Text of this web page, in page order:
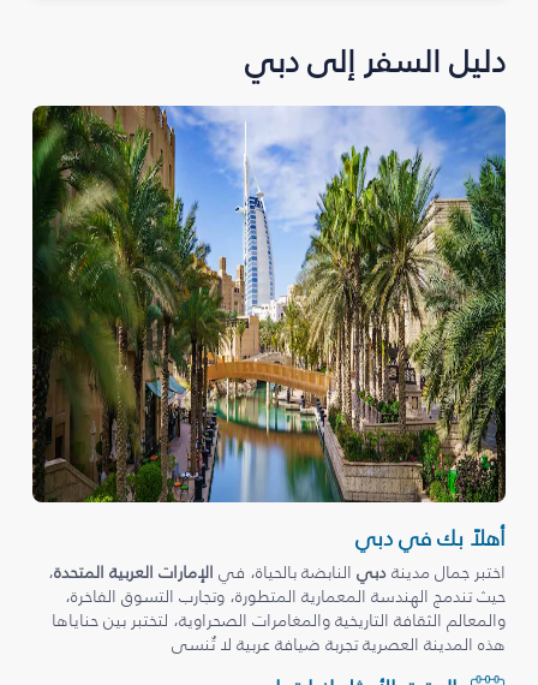
دليل السفر إلى دبي
أهلاً بك في دبي
اختبر جمال مدينةدبيالنابضة بالحياة، في الإمارات العربية المتحدة،
حيث تندمج الهندسة المعمارية المتطورة، وتجارب التسوق الفاخرة،
والمعالم الثقافة التاريخية والمغامرات الصحراوية، لتختبر بين حناياها
هذه المدينة العصرية تجربة ضيافة عربية لا تُنسى